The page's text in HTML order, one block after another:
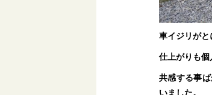
車イジリがと
仕上がりも
共感する事
いました。